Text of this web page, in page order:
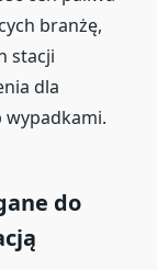
branżę,
stacji
dla
do